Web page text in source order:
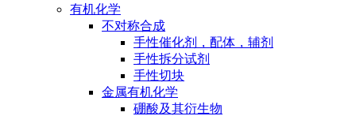
有机化学
不对称合成
手性催化剂，配体，辅剂
手性拆分试剂
手性切块
金属有机化学
硼酸及其衍生物